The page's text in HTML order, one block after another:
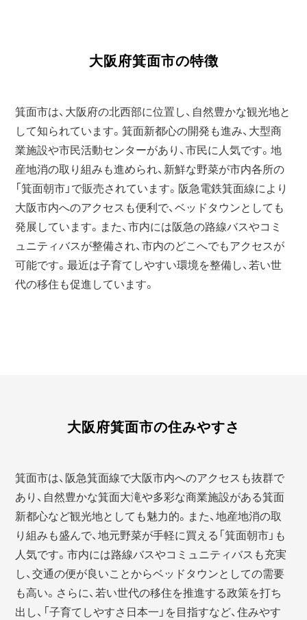
大阪府箕面市の特徴
箕面市は、大阪府の北西部に位置し、自然豊かな観光地と
して知られています。箕面新都心の開発も進み、大型商
業施設や市民活動センターがあり、市民に人気です。地
産地消の取り組みも進められ、新鮮な野菜が市内各所の
「箕面朝市」で販売されています。阪急電鉄箕面線により
大阪市内へのアクセスも便利で、ベッドタウンとしても
発展しています。また、市内には阪急の路線バスやコミ
ュニティバスが整備され、市内のどこへでもアクセスが
可能です。最近は子育てしやすい環境を整備し、若い世
代の移住も促進しています。
大阪府箕面市の住みやすさ
箕面市は、阪急箕面線で大阪市内へのアクセスも抜群で
あり、自然豊かな箕面大滝や多彩な商業施設がある箕面
新都心など観光地としても魅力的。また、地産地消の取
り組みも盛んで、地元野菜が手軽に買える「箕面朝市」も
人気です。市内には路線バスやコミュニティバスも充実
し、交通の便が良いことからベッドタウンとしての需要
も高い。さらに、若い世代の移住を推進する政策を打ち
出し、「子育てしやすさ日本一」を目指すなど、住みやす